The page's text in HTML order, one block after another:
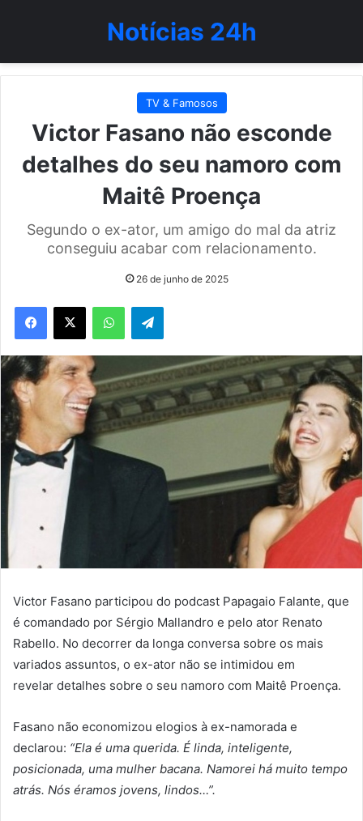
Notícias 24h
TV & Famosos
Victor Fasano não esconde
detalhes do seu namoro com
Maitê Proença
Segundo o ex-ator, um amigo do mal da atriz
conseguiu acabar com relacionamento.
26 de junho de 2025
WhatsAppTelegram
Victor Fasano participou do podcast Papagaio Falante, que
é comandado por Sérgio Mallandro e pelo ator Renato
Rabello. No decorrer da longa conversa sobre os mais
variados assuntos, o ex-ator não se intimidou em
revelar detalhes sobre o seu namoro com Maitê Proença.
Fasano não economizou elogios à ex-namorada e
declarou: “Ela é uma querida. É linda, inteligente,
posicionada, uma mulher bacana. Namorei há muito tempo
atrás. Nós éramos jovens, lindos…”.